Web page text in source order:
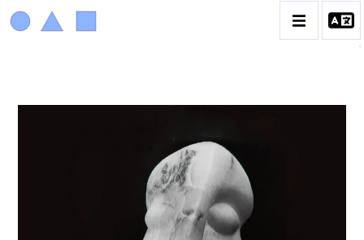
ACHIAM
BIOGRAPHIE
LA PROMENADE DES JARDINS À SÈVRES